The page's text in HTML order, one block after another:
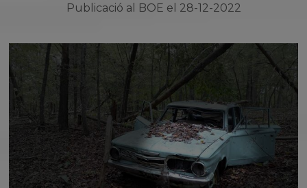
Publicació al BOE el 28-12-2022